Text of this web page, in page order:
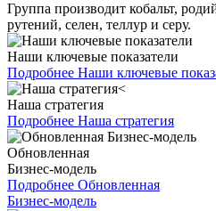
Группа производит кобальт,
рутений, селен, теллур и серу.
Наши ключевые показатели
Подробнее Наши ключевые
Наша стратегия
Подробнее Наша стратегия
Обновленная
Бизнес-модель
Подробнее Обновленная
Бизнес-модель